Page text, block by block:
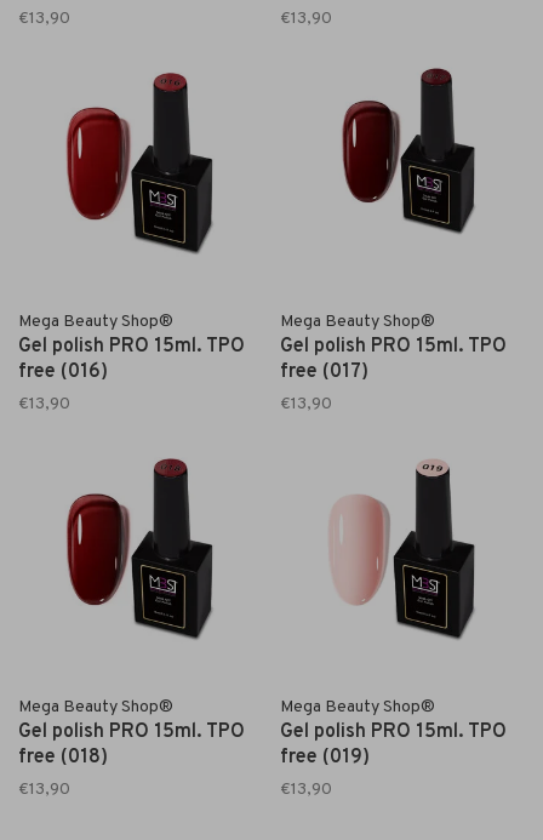
€13,90 €13,90
Mega Beauty Shop®
Gel polish PRO 15ml. TPO
free (016)
€13,90
Mega Beauty Shop®
Gel polish PRO 15ml. TPO
free (017)
€13,90
Mega Beauty Shop®
Gel polish PRO 15ml. TPO
free (018)
€13,90
Mega Beauty Shop®
Gel polish PRO 15ml. TPO
free (019)
€13,90